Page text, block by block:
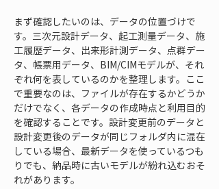
まず確認したいのは、データの位置づけで
す。三次元設計データ、起工測量データ、施
工履歴データ、出来形計測データ、点群デー
タ、帳票用データ、BIM/CIMモデルが、それ
ぞれ何を表しているのかを整理します。ここ
で重要なのは、ファイルが存在するかどうか
だけでなく、各データの作成時点と利用目的
を確認することです。設計変更前のデータと
設計変更後のデータが同じフォルダ内に混在
している場合、最新データを使っているつも
りでも、納品時に古いモデルが紛れ込むおそ
れがあります。